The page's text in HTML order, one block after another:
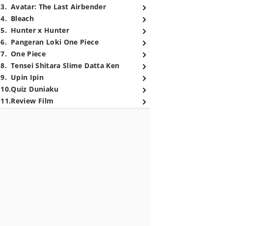
3. Avatar: The Last Airbender
4. Bleach
5. Hunter x Hunter
6. Pangeran Loki One Piece
7. One Piece
8. Tensei Shitara Slime Datta Ken
9. Upin Ipin
10.Quiz Duniaku
11.Review Film